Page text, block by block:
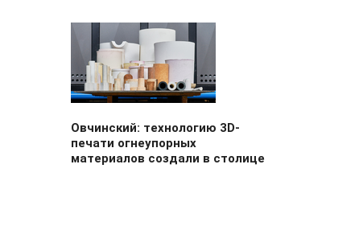
Овчинский: технологию 3D-
печати огнеупорных
материалов создали в столице